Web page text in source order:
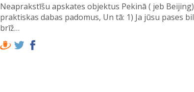
Neaprakstīšu apskates objektus Pekinā ( jeb
praktiskas dabas padomus, Un tā: 1) Ja jūsu pases
brīž…